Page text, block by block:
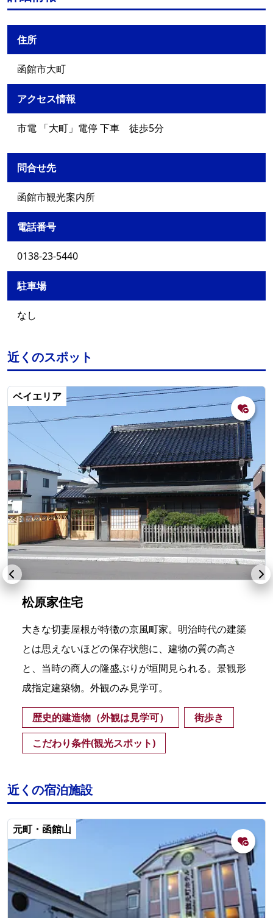
住所
函館市大町
アクセス情報
市電 「大町」電停 下車 徒歩5分
問合せ先
函館市観光案内所
電話番号
0138-23-5440
駐車場
なし
近くのスポット
ベイエリア
松原家住宅
大きな切妻屋根が特徴の京風町家。明治時代の建築
とは思えないほどの保存状態に、建物の質の高さ
と、当時の商人の隆盛ぶりが垣間見られる。景観形
成指定建築物。外観のみ見学可。
歴史的建造物（外観は見学可）
街歩き
こだわり条件(観光スポット)
近くの宿泊施設
元町・函館山